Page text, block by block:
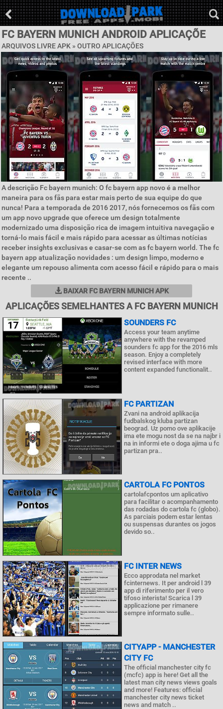
FC BAYERN MUNICH ANDROID APLICAÇÕE
ARQUIVOS LIVRE APK » OUTRO APLICAÇÕES
A descrição Fc bayern munich: O fc bayern app novo é a melhor
maneira para os fãs para estar mais perto de sua equipe do que
nunca! Para a temporada de 2016 2017, nós fornecemos os fãs com
um app novo upgrade que oferece um design totalmente
modernizado uma disposição rica de imagem intuitiva navegação e
torná-lo mais fácil e mais rápido para acessar as últimas notícias
receber insights exclusivas e casar-se com as fc bayern world. The fc
bayern app atualização novidades : um design limpo, moderno e
elegante um repouso alimenta com acesso fácil e rápido para o mais
recente ..
BAIXAR FC BAYERN MUNICH APK
APLICAÇÕES SEMELHANTES A FC BAYERN MUNICH
SOUNDERS FC
Access your team anytime
anywhere with the revamped
sounders fc app for the 2016 mls
season. Enjoy a completely
revised interface with more
content expanded functionalit..
FC PARTIZAN
Zvani na android aplikacija
fudbalskog kluba partizan
beograd. Uz pomo ove aplikacije
ima ete mogu nost da se na najbr i
na in informi ete o doga ajima u fc
partizan pra..
CARTOLA FC PONTOS
cartolafcpontos um aplicativo
para facilitar o acompanhamento
das rodadas do cartola fc (globo).
As parciais podem estar lentas
ou suspensas durantes os jogos
devido so..
FC INTER NEWS
Ecco approdata nel market
fcinternews. It per android l 39
app di riferimento per il vero
tifoso interista! Scarica l 39
applicazione per rimanere
sempre informato sulle..
CITYAPP - MANCHESTER
CITY FC
The official manchester city fc
(mcfc) app is here! Get all the
latest man city news views goals
and more! Features: official
manchester city news ticket
news and match ..